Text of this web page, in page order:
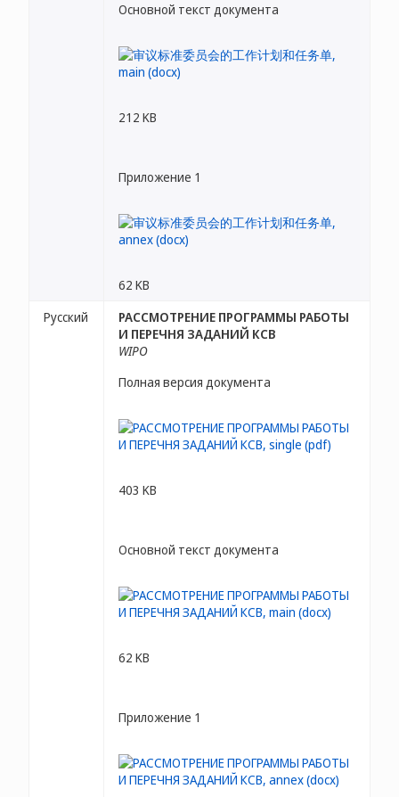
Основной текст документа
212 KB
Приложение 1
62 KB
Русский
РАССМОТРЕНИЕ ПРОГРАММЫ РАБОТЫ
И ПЕРЕЧНЯ ЗАДАНИЙ КСВ
WIPO
Полная версия документа
403 KB
Основной текст документа
62 KB
Приложение 1